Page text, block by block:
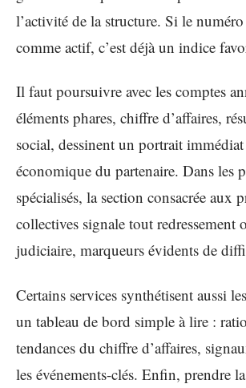
l’activité de la structure. Si le
comme actif, c’est déjà un indice
Il faut poursuivre avec les comptes
éléments phares, chiffre d’affaires,
social, dessinent un portrait immédiat
économique du partenaire. Dans les
spécialisés, la section consacrée aux
collectives signale tout
judiciaire, marqueurs évidents de
Certains services synthétisent aussi
un tableau de bord simple à lire :
tendances du chiffre d’affaires,
les événements-clés. Enfin, prendre